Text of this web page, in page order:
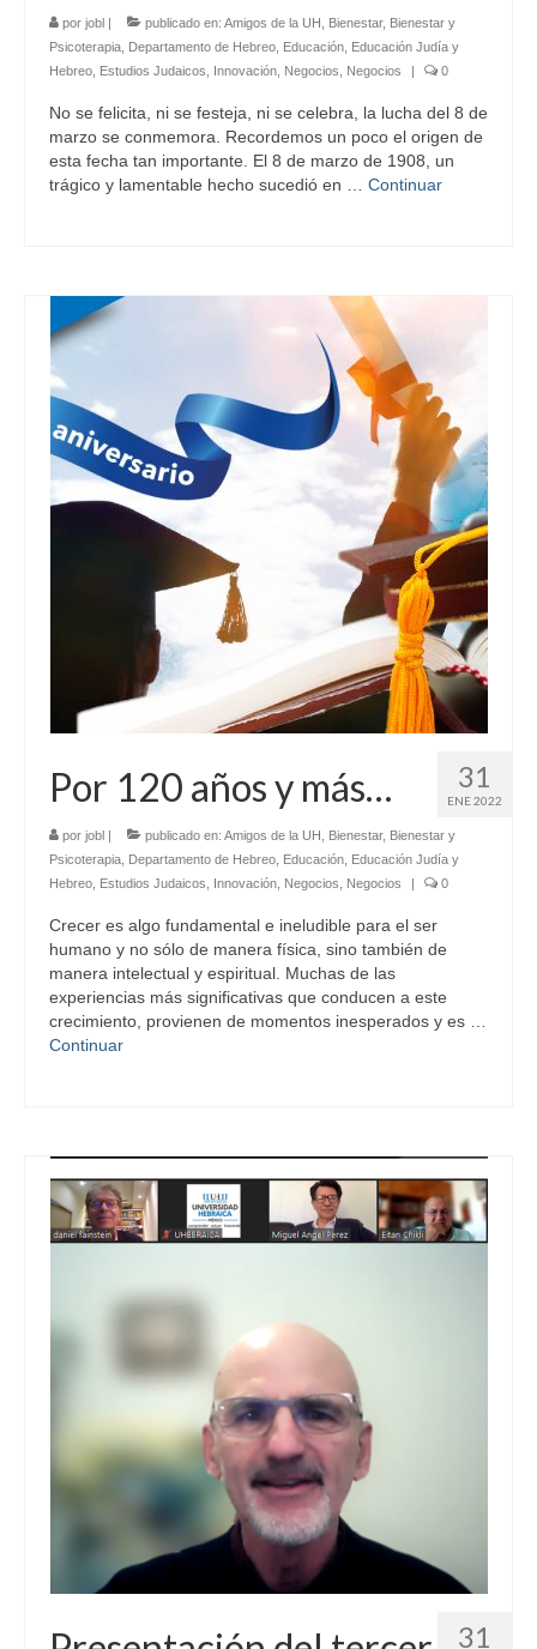
por jobl | publicado en: Amigos de la UH Bienestar, Bienestar y
Psicoterapia Departamento de Hebreo Educación Educación Judía y
Hebreo Estudios Judaicos Innovación Negocios Negocios | 0
No se felicita, ni se festeja, ni se celebra, la lucha del 8 de
marzo se conmemora. Recordemos un poco el origen de
esta fecha tan importante. El 8 de marzo de 1908, un
trágico y lamentable hecho sucedió en … Continuar
31
ENE 2022
Por 120 años y más…
por jobl | publicado en: Amigos de la UH Bienestar, Bienestar y
Psicoterapia Departamento de Hebreo Educación Educación Judía y
Hebreo Estudios Judaicos Innovación Negocios Negocios | 0
Crecer es algo fundamental e ineludible para el ser
humano y no sólo de manera física, sino también de
manera intelectual y espiritual. Muchas de las
experiencias más significativas que conducen a este
crecimiento, provienen de momentos inesperados y es …
Continuar
31